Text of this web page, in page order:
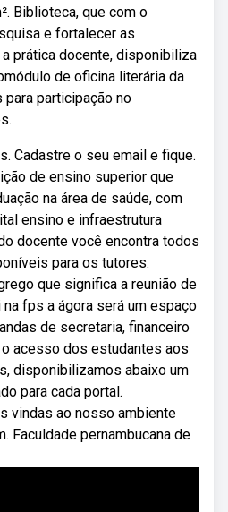
Biblioteca, que com o
e fortalecer as
prática docente, disponibiliza
de oficina literária da
participação no
Cadastre o seu email e fique.
de ensino superior que
na área de saúde, com
ensino e infraestrutura
docente você encontra todos
para os tutores.
que significa a reunião de
na fps a ágora será um espaço
de secretaria, financeiro
acesso dos estudantes aos
disponibilizamos abaixo um
para cada portal.
vindas ao nosso ambiente
Faculdade pernambucana de